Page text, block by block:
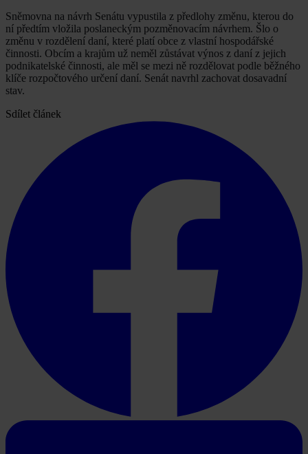
Sněmovna na návrh Senátu vypustila z předlohy změnu, kterou do
ní předtím vložila poslaneckým pozměnovacím návrhem. Šlo o
změnu v rozdělení daní, které platí obce z vlastní hospodářské
činnosti. Obcím a krajům už neměl zůstávat výnos z daní z jejich
podnikatelské činnosti, ale měl se mezi ně rozdělovat podle běžného
klíče rozpočtového určení daní. Senát navrhl zachovat dosavadní
stav.
Sdílet článek